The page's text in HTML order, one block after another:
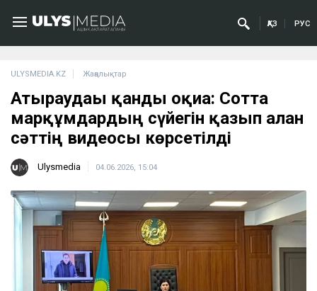
ҚАЗ РУС
ULYSMEDIA.KZ Жаңалықтар
Атыраудағы қанды оқиға: Сотта
марқұмдардың сүйегін қазып алған
сәттің видеосы көрсетілді
Ulysmedia 04.06.2026, 15:04